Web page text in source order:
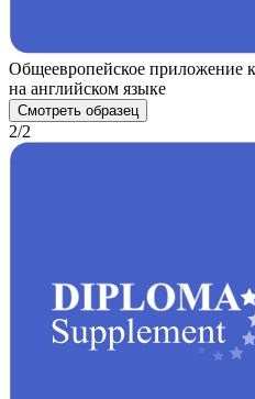
Общеевропейское приложение
на английском языке
Смотреть образец
2/2